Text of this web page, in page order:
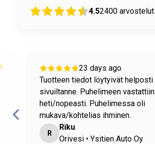
4.52400 arvostelut
23 days ago
Tuotteen tiedot löytyivät helposti
sivuiltanne. Puhelimeen vastattiin
heti/nopeasti. Puhelimessa oli
mukava/kohtelias ihminen.
R
Riku
Orivesi • Ysitien Auto Oy